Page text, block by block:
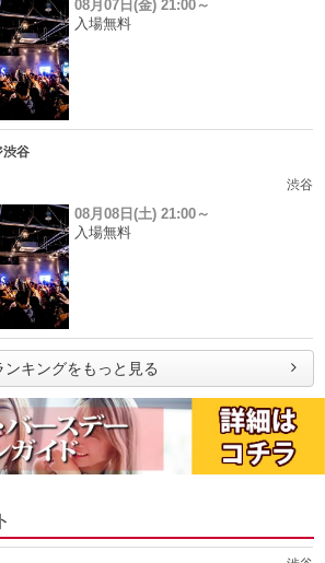
08月07日(金) 21:00～
入場無料
渋谷
渋谷
08月08日(土) 21:00～
入場無料
ンキングをもっと見る